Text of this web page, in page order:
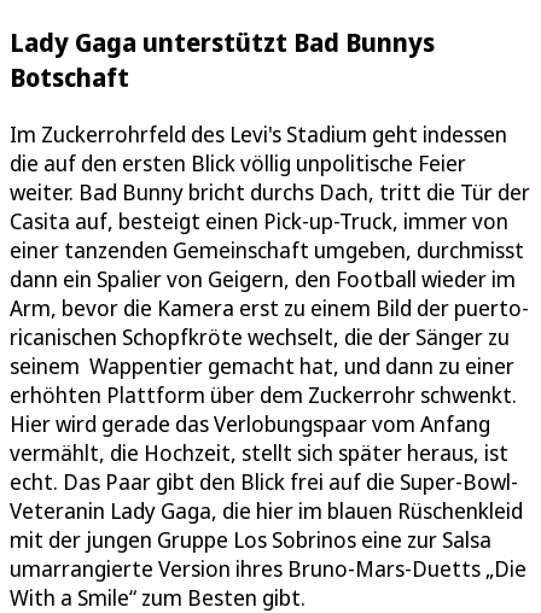
Lady Gaga unterstützt Bad Bunnys
Botschaft
Im Zuckerrohrfeld des Levi's Stadium geht indessen
die auf den ersten Blick völlig unpolitische Feier
weiter. Bad Bunny bricht durchs Dach, tritt die Tür der
Casita auf, besteigt einen Pick-up-Truck, immer von
einer tanzenden Gemeinschaft umgeben, durchmisst
dann ein Spalier von Geigern, den Football wieder im
Arm, bevor die Kamera erst zu einem Bild der puerto-
ricanischen Schopfkröte wechselt, die der Sänger zu
seinem Wappentier gemacht hat, und dann zu einer
erhöhten Plattform über dem Zuckerrohr schwenkt.
Hier wird gerade das Verlobungspaar vom Anfang
vermählt, die Hochzeit, stellt sich später heraus, ist
echt. Das Paar gibt den Blick frei auf die Super-Bowl-
Veteranin Lady Gaga, die hier im blauen Rüschenkleid
mit der jungen Gruppe Los Sobrinos eine zur Salsa
umarrangierte Version ihres Bruno-Mars-Duetts „Die
With a Smile“ zum Besten gibt.